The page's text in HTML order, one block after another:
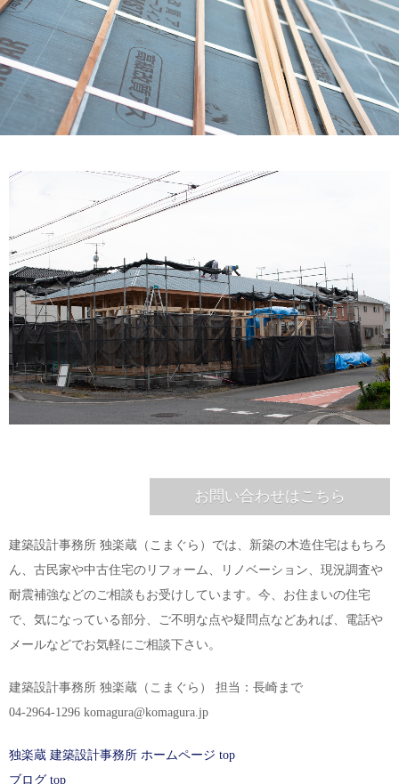
お問い合わせはこちら
建築設計事務所 独楽蔵（こまぐら）では、新築の木造住宅はもちろ
ん、古民家や中古住宅のリフォーム、リノベーション、現況調査や
耐震補強などのご相談もお受けしています。今、お住まいの住宅
で、気になっている部分、ご不明な点や疑問点などあれば、電話や
メールなどでお気軽にご相談下さい。
建築設計事務所 独楽蔵（こまぐら） 担当：長崎まで
04-2964-1296 komagura@komagura.jp
独楽蔵 建築設計事務所 ホームページ top
ブログ top